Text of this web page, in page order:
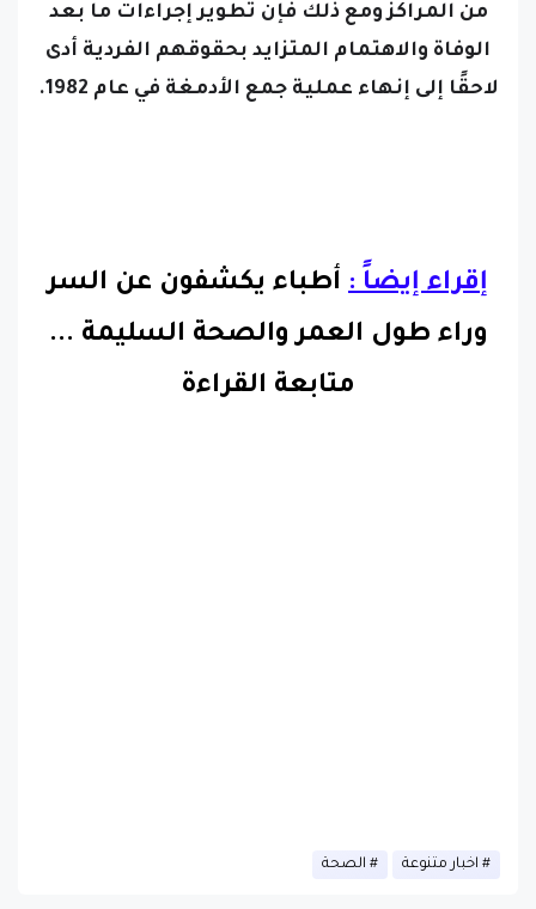
من المراكزومع ذلك فإن تطوير إجراءات ما بعد
الوفاة والاهتمام المتزايد بحقوقهم الفردية أدى
لاحقًا إلى إنهاء عملية جمع الأدمغة في عام 1982.
إقراء إيضاً : أطباء يكشفون عن السر
وراء طول العمر والصحة السليمة ...
متابعة القراءة
اخبار متنوعة الصحة